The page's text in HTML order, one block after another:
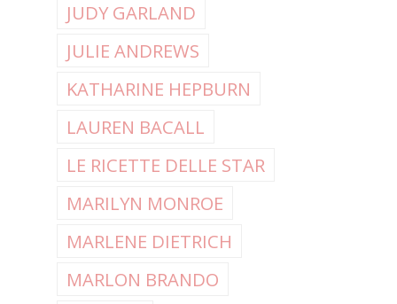
JUDY GARLAND
JULIE ANDREWS
KATHARINE HEPBURN
LAUREN BACALL
LE RICETTE DELLE STAR
MARILYN MONROE
MARLENE DIETRICH
MARLON BRANDO